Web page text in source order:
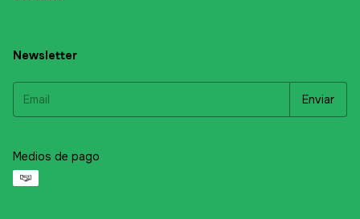
Newsletter
Medios de pago